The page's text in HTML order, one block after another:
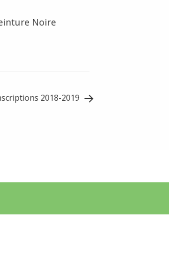
Noire
2018-2019